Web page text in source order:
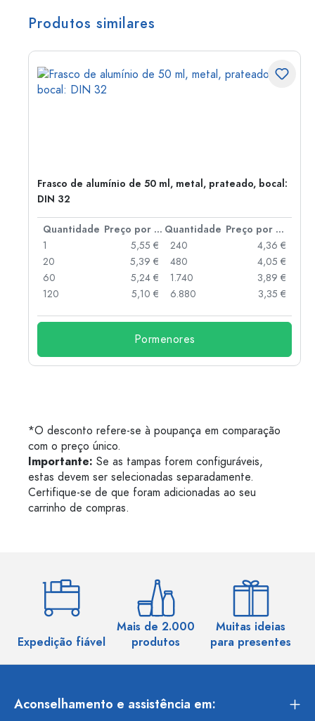
Produtos similares
Frasco de alumínio de 50 ml, metal, prateado, bocal:
DIN 32
Quantidade Preço por peça Quantidade
Preço por peça
1
5,55 €
20
5,39 €
60
5,24 €
120
5,10 €
240
4,36 €
480
4,05 €
1.740
3,89 €
6.880
3,35 €
Pormenores
*O desconto refere-se à poupança em comparação
com o preço único.
Importante: Se as tampas forem configuráveis,
estas devem ser selecionadas separadamente.
Certifique-se de que foram adicionadas ao seu
carrinho de compras.
Expedição fiável
Mais de 2.000
produtos
Muitas ideias
para presentes
Aconselhamento e assistência em: